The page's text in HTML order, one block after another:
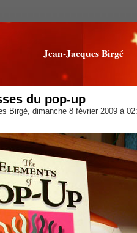
Jean-Jacques Birgé
du pop-up
Birgé, dimanche 8 février 2009 à